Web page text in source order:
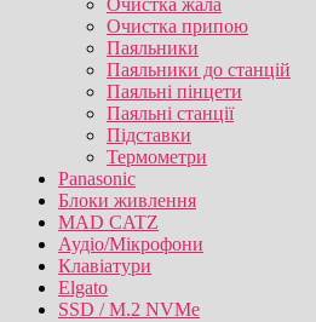
Очистка жала
Очистка припою
Паяльники
Паяльники до станцій
Паяльні пінцети
Паяльні станції
Підставки
Термометри
Panasonic
Блоки живлення
MAD CATZ
Аудіо/Мікрофони
Клавіатури
Elgato
SSD / M.2 NVMe